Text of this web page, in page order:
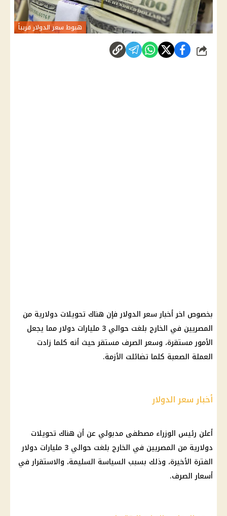
هبوط سعر الدولار قريباً
شارك
بخصوص اخر أخبار سعر الدولار فإن هناك تحويلات دولارية من
المصريين في الخارج بلغت حوالي 3 مليارات دولار مما يجعل
الأمور مستقرة، وسعر الصرف مستقر حيث أنه كلما زادت
العملة الصعبة كلما تضائلت الأزمة.
أخبار سعر الدولار
أعلن رئيس الوزراء مصطفى مدبولي عن أن هناك تحويلات
دولارية من المصريين في الخارج بلغت حوالي 3 مليارات دولار
الفترة الأخيرة، وذلك بسبب السياسة السليمة، والاستقرار في
أسعار الصرف.